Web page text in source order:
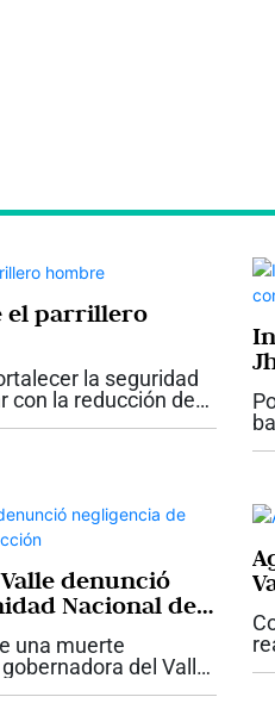
el parrillero
la seguridad
con la reducción de
denunció
Nacional de
una muerte
del Valle,
crimen del